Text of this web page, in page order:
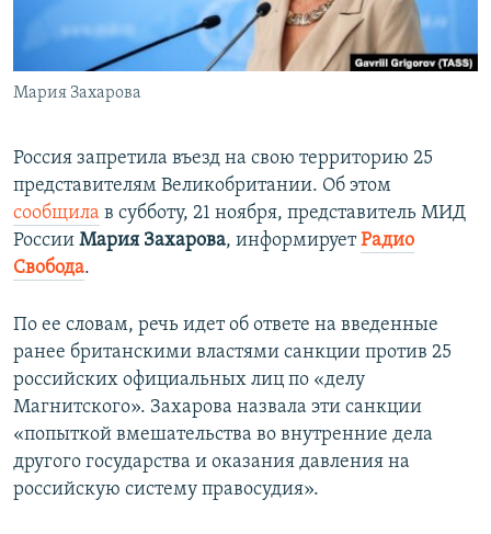
ПОБЕДИТЕЛЕЙ НЕ СУДЯТ?
КРЫМ.НЕПОКОРЕННЫЙ
ELIFBE
Все сайты RFE/RL
Мария Захарова
Россия запретила въезд на свою территорию 25
представителям Великобритании. Об этом
сообщила в субботу, 21 ноября, представитель МИД
России Мария Захарова, информируетРадио
Свобода.
По ее словам, речь идет об ответе на введенные
ранее британскими властями санкции против 25
российских официальных лиц по «делу
Магнитского». Захарова назвала эти санкции
«попыткой вмешательства во внутренние дела
другого государства и оказания давления на
российскую систему правосудия».